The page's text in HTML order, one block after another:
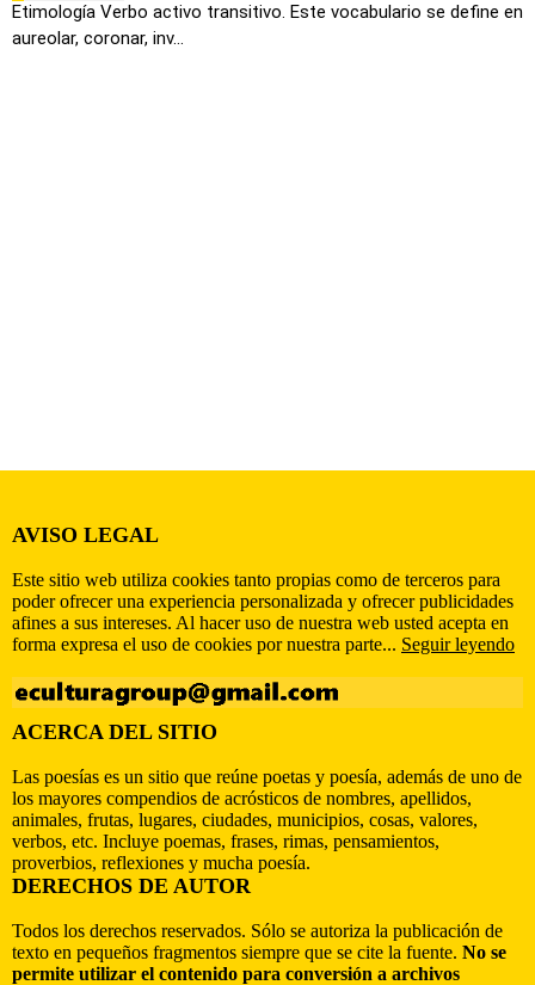
Etimología Verbo activo transitivo. Este vocabulario se define en
aureolar, coronar, inv...
AVISO LEGAL
Este sitio web utiliza cookies tanto propias como de terceros para
poder ofrecer una experiencia personalizada y ofrecer publicidades
afines a sus intereses. Al hacer uso de nuestra web usted acepta en
forma expresa el uso de cookies por nuestra parte... Seguir leyendo
ACERCA DEL SITIO
Las poesías es un sitio que reúne poetas y poesía, además de uno de
los mayores compendios de acrósticos de nombres, apellidos,
animales, frutas, lugares, ciudades, municipios, cosas, valores,
verbos, etc. Incluye poemas, frases, rimas, pensamientos,
proverbios, reflexiones y mucha poesía.
DERECHOS DE AUTOR
Todos los derechos reservados. Sólo se autoriza la publicación de
texto en pequeños fragmentos siempre que se cite la fuente. No se
permite utilizar el contenido para conversión a archivos